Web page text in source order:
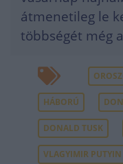
átmenetileg le
többségét még
HÁBORÚ
DONALD TUSK
VLAGYIMIR PUTYIN